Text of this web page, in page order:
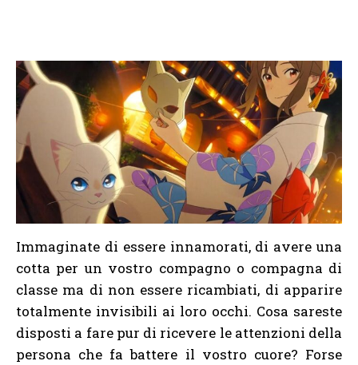
Immaginate di essere innamorati, di avere una
cotta per un vostro compagno o compagna di
classe ma di non essere ricambiati, di apparire
totalmente invisibili ai loro occhi. Cosa sareste
disposti a fare pur di ricevere le attenzioni della
persona che fa battere il vostro cuore? Forse